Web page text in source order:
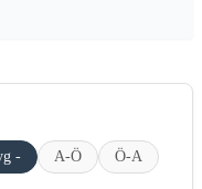
- A-Ö
Ö-A